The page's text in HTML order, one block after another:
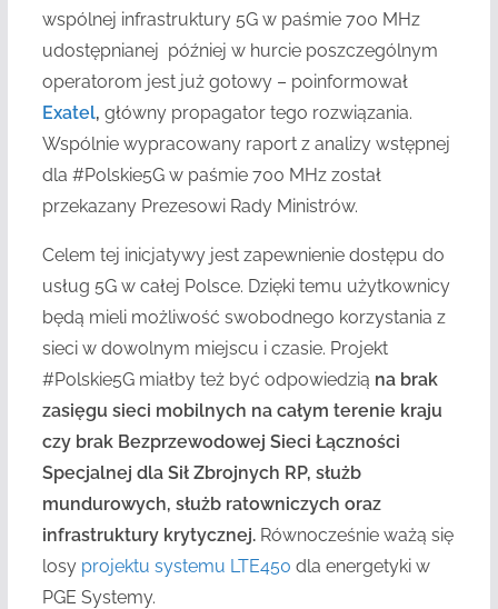
wspólnej infrastruktury 5G w paśmie 700 MHz
udostępnianej później w hurcie poszczególnym
operatorom jest już gotowy – poinformował
Exatel, główny propagator tego rozwiązania.
Wspólnie wypracowany raport z analizy wstępnej
dla #Polskie5G w paśmie 700 MHz został
przekazany Prezesowi Rady Ministrów.
Celem tej inicjatywy jest zapewnienie dostępu do
usług 5G w całej Polsce. Dzięki temu użytkownicy
będą mieli możliwość swobodnego korzystania z
sieci w dowolnym miejscu i czasie. Projekt
#Polskie5G miałby też być odpowiedzią na brak
zasięgu sieci mobilnych na całym terenie kraju
czy brak Bezprzewodowej Sieci Łączności
Specjalnej dla Sił Zbrojnych RP, służb
mundurowych, służb ratowniczych oraz
infrastruktury krytycznej.Równocześnie ważą się
losyprojektu systemu LTE450 dla energetyki w
PGE Systemy.